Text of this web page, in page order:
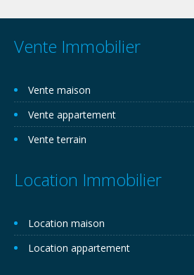
Vente Immobilier
Vente maison
Vente appartement
Vente terrain
Location Immobilier
Location maison
Location appartement